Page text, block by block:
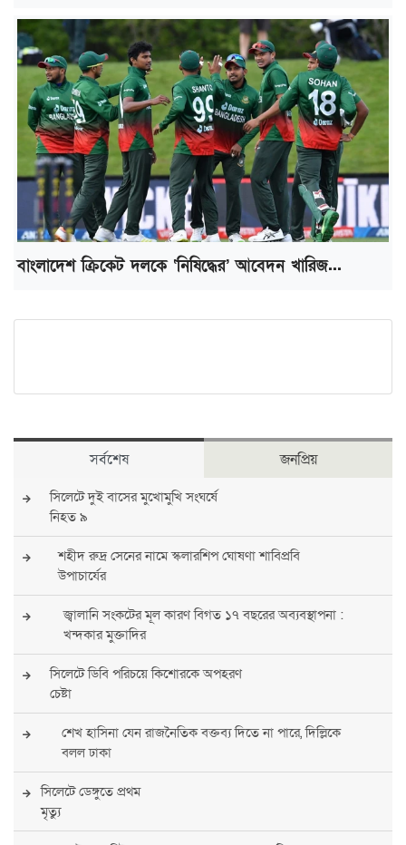
বাংলাদেশ ক্রিকেট দলকে ‘নিষিদ্ধের’ আবেদন খারিজ...
সর্বশেষ জনপ্রিয়
সিলেটে দুই বাসের মুখোমুখি সংঘর্ষে
নিহত ৯
শহীদ রুদ্র সেনের নামে স্কলারশিপ ঘোষণা শাবিপ্রবি
উপাচার্যের
জ্বালানি সংকটের মূল কারণ বিগত ১৭ বছরের অব্যবস্থাপনা :
খন্দকার মুক্তাদির
সিলেটে ডিবি পরিচয়ে কিশোরকে অপহরণ
চেষ্টা
শেখ হাসিনা যেন রাজনৈতিক বক্তব্য দিতে না পারে, দিল্লিকে
বলল ঢাকা
সিলেটে ডেঙ্গুতে প্রথম
মৃত্যু